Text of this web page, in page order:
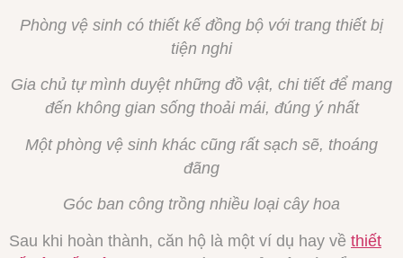
Phòng vệ sinh có thiết kế đồng bộ với trang thiết bị
tiện nghi
Gia chủ tự mình duyệt những đồ vật, chi tiết để mang
đến không gian sống thoải mái, đúng ý nhất
Một phòng vệ sinh khác cũng rất sạch sẽ, thoáng
đãng
Góc ban công trồng nhiều loại cây hoa
Sau khi hoàn thành, căn hộ là một ví dụ hay về thiết